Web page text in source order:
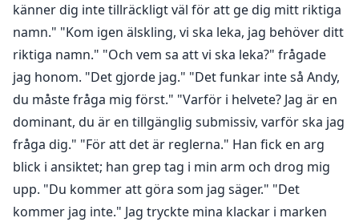
känner dig inte tillräckligt väl för att ge dig mitt riktiga
namn." "Kom igen älskling, vi ska leka, jag behöver ditt
riktiga namn." "Och vem sa att vi ska leka?" frågade
jag honom. "Det gjorde jag." "Det funkar inte så Andy,
du måste fråga mig först." "Varför i helvete? Jag är en
dominant, du är en tillgänglig submissiv, varför ska jag
fråga dig." "För att det är reglerna." Han fick en arg
blick i ansiktet; han grep tag i min arm och drog mig
upp. "Du kommer att göra som jag säger." "Det
kommer jag inte." Jag tryckte mina klackar i marken